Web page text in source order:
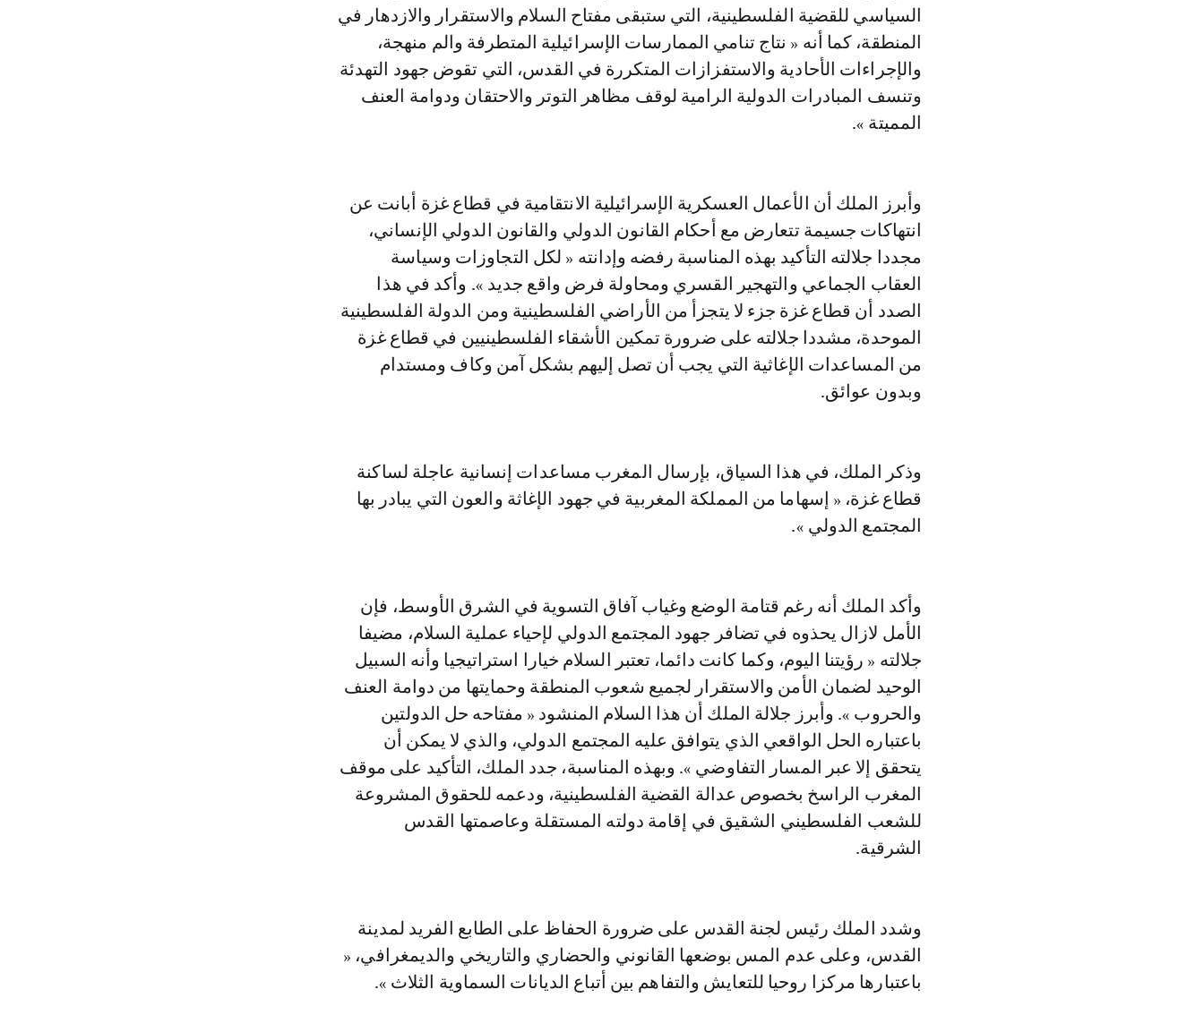
السياسي للقضية الفلسطينية، التي ستبقى مفتاح السلام والاستقرار والازدهار في
المنطقة، كما أنه « نتاج تنامي الممارسات الإسرائيلية المتطرفة والم منهجة،
والإجراءات الأحادية والاستفزازات المتكررة في القدس، التي تقوض جهود التهدئة
وتنسف المبادرات الدولية الرامية لوقف مظاهر التوتر والاحتقان ودوامة العنف
المميتة ».
وأبرز الملك أن الأعمال العسكرية الإسرائيلية الانتقامية في قطاع غزة أبانت عن
انتهاكات جسيمة تتعارض مع أحكام القانون الدولي والقانون الدولي الإنساني،
مجددا جلالته التأكيد بهذه المناسبة رفضه وإدانته « لكل التجاوزات وسياسة
العقاب الجماعي والتهجير القسري ومحاولة فرض واقع جديد ». وأكد في هذا
الصدد أن قطاع غزة جزء لا يتجزأ من الأراضي الفلسطينية ومن الدولة الفلسطينية
الموحدة، مشددا جلالته على ضرورة تمكين الأشقاء الفلسطينيين في قطاع غزة
من المساعدات الإغاثية التي يجب أن تصل إليهم بشكل آمن وكاف ومستدام
وبدون عوائق.
وذكر الملك، في هذا السياق، بإرسال المغرب مساعدات إنسانية عاجلة لساكنة
قطاع غزة، « إسهاما من المملكة المغربية في جهود الإغاثة والعون التي يبادر بها
المجتمع الدولي ».
وأكد الملك أنه رغم قتامة الوضع وغياب آفاق التسوية في الشرق الأوسط، فإن
الأمل لازال يحذوه في تضافر جهود المجتمع الدولي لإحياء عملية السلام، مضيفا
جلالته « رؤيتنا اليوم، وكما كانت دائما، تعتبر السلام خيارا استراتيجيا وأنه السبيل
الوحيد لضمان الأمن والاستقرار لجميع شعوب المنطقة وحمايتها من دوامة العنف
والحروب ». وأبرز جلالة الملك أن هذا السلام المنشود « مفتاحه حل الدولتين
باعتباره الحل الواقعي الذي يتوافق عليه المجتمع الدولي، والذي لا يمكن أن
يتحقق إلا عبر المسار التفاوضي ». وبهذه المناسبة، جدد الملك، التأكيد على موقف
المغرب الراسخ بخصوص عدالة القضية الفلسطينية، ودعمه للحقوق المشروعة
للشعب الفلسطيني الشقيق في إقامة دولته المستقلة وعاصمتها القدس
الشرقية.
وشدد الملك رئيس لجنة القدس على ضرورة الحفاظ على الطابع الفريد لمدينة
القدس، وعلى عدم المس بوضعها القانوني والحضاري والتاريخي والديمغرافي، «
باعتبارها مركزا روحيا للتعايش والتفاهم بين أتباع الديانات السماوية الثلاث ».